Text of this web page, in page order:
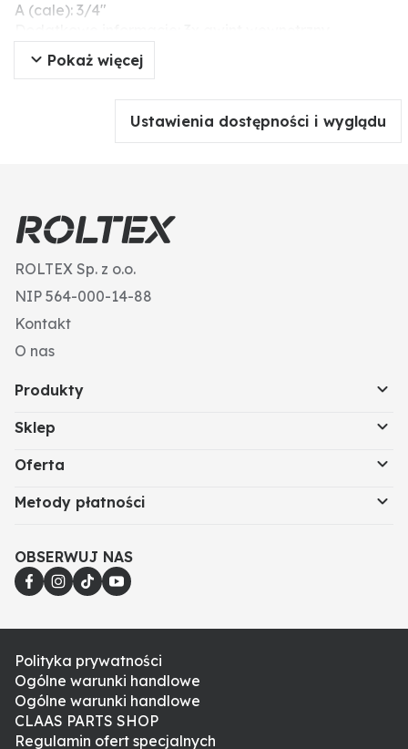
A (cale): 3/4"
wersja ocynkowana
Pokaż więcej
Ustawienia dostępności i wyglądu
ROLTEX Sp. z o.o.
NIP 564-000-14-88
Kontakt
O nas
Produkty
Sklep
Oferta
Metody płatności
OBSERWUJ NAS
Polityka prywatności
Ogólne warunki handlowe
Ogólne warunki handlowe
CLAAS PARTS SHOP
Regulamin ofert specjalnych